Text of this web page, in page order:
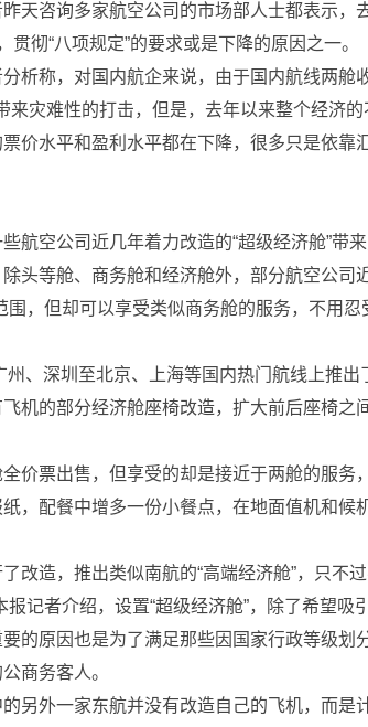
咨询多家航空公司的市场部人士都表示，
彻“八项规定”的要求或是下降的原因之一。
称，对国内航企来说，由于国内航线两舱
来灾难性的打击，但是，去年以来整个经济
价水平和盈利水平都在下降，很多只是依靠
空公司近几年着力改造的“超级经济舱”带来
等舱、商务舱和经济舱外，部分航空公司
围，但却可以享受类似商务舱的服务，不用忍
深圳至北京、上海等国内热门航线上推出了
机的部分经济舱座椅改造，扩大前后座椅之
票出售，但享受的却是接近于两舱的服务
，配餐中增多一份小餐点，在地面值机和候
造，推出类似南航的“高端经济舱”，只不过
记者介绍，设置“超级经济舱”，除了希望吸
的原因也是为了满足那些因国家行政等级划
商务客人。
外一家东航并没有改造自己的飞机，而是